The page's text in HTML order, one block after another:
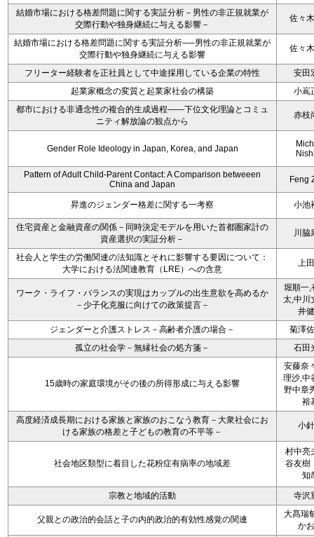
結婚市場における格差問題に関する実証分析－男性の非正規就業が
交際行動や独身継続に与える影響－
佐々
結婚市場における格差問題に関する実証分析──男性の非正規就業が
交際行動や独身継続に与える影響
佐々
フリーター経験者を正社員として中途採用している企業の特性
安田
起業家概念の変質と起業家社会の構築
小嶌
都市における非通念性の複合的生成過程――下位文化理論とコミュ
ニティ解放論の観点から
赤枝
Gender Role Ideology in Japan, Korea, and Japan
Pattern of Adult Child-Parent Contact: A Comparison betweeen
China and Japan
Feng
昇進のジェンダー格差に関する一考察 小池
住宅資産と金融資産の関係－同時決定モデルを用いた首都圏家計の
資産選択の実証分析－
川脇
社会人と学生の労働関連の法知識とそれに影響する要因について：
大学における法関連教育（LRE）への含意
上
ワーク・ライフ・バランスの実現はカップルの出生意欲を高めるか
－少子化克服に向けての政策提言－
堀順一,
太,中川
井
ジェンダーと介護ストレス－高齢者介護の場合－
菊澤
孤立の社会学－無縁社会の処方箋－
石田
15歳時の家庭環境がその後の所得形成に与える影響
安藤奈
理沙,中
野中章
裕
高度経済成長期における家族と家族のおこなう教育－大衆社会にお
ける家族の格差と子どもの教育の不平等－
小
社会地区類型に着目した花粉症有病率の地域差
村中亮
谷友樹
知
宗教と地域的活動 寺沢
父親との政治的会話と子の内的政治的有効性感覚の関連
大髙瑞
か